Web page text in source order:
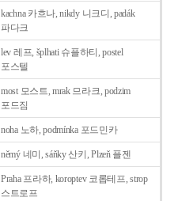
kachna 카흐나, nikdy 니크디, padák
파다크
lev 레프, šplhati 슈플하티, postel
포스텔
most 모스트, mrak 므라크, podzim
포드짐
noha 노하, podmínka 포드민카
němý 네미, sáňky 산키, Plzeň 플젠
Praha 프라하, koroptev 코롭테프, strop
스트로프